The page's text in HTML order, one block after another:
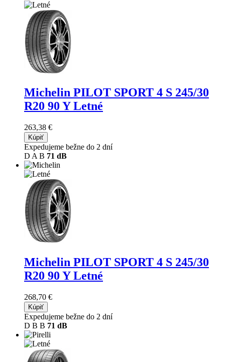
Michelin PILOT SPORT 4 S 245/30
R20 90 Y Letné
263,38 €
Kúpiť
Expedujeme bežne do 2 dní
D A B 71 dB
Michelin PILOT SPORT 4 S 245/30
R20 90 Y Letné
268,70 €
Kúpiť
Expedujeme bežne do 2 dní
D B B 71 dB